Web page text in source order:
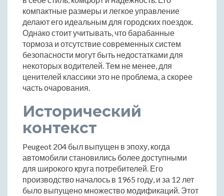
компактные размеры и легкое управление
делают его идеальным для городских поездок.
Однако стоит учитывать, что барабанные
тормоза и отсутствие современных систем
безопасности могут быть недостатками для
некоторых водителей. Тем не менее, для
ценителей классики это не проблема, а скорее
часть очарования.
Исторический
контекст
Peugeot 204 был выпущен в эпоху, когда
автомобили становились более доступными
для широкого круга потребителей. Его
производство началось в 1965 году, и за 12 лет
было выпущено множество модификаций. Этот